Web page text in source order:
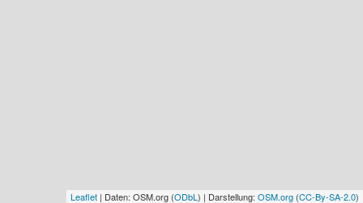
Leaflet | Daten: OSM.org (ODbL ) | Darstellung: OSM.org (CC-By-SA-2.0)